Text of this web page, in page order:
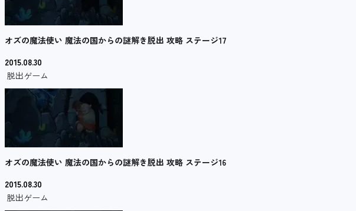
オズの魔法使い 魔法の国からの謎解き脱出 攻略 ステージ17
2015.08.30
脱出ゲーム
オズの魔法使い 魔法の国からの謎解き脱出 攻略 ステージ16
2015.08.30
脱出ゲーム